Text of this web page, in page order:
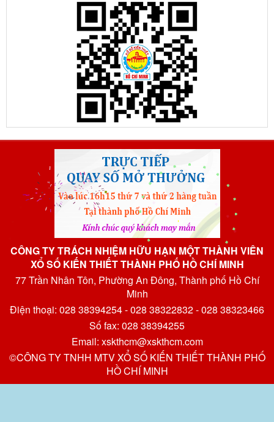
CÔNG TY TRÁCH NHIỆM HỮU HẠN MỘT THÀNH VIÊN
XỔ SỐ KIẾN THIẾT THÀNH PHỐ HỒ CHÍ MINH
77 Trần Nhân Tôn, Phường An Đông, Thành phố Hồ Chí
Minh
Điện thoại: 028 38394254 - 028 38322832 - 028 38323466
Số fax: 028 38394255
Email: xskthcm@xskthcm.com
©CÔNG TY TNHH MTV XỔ SỐ KIẾN THIẾT THÀNH PHỐ
HỒ CHÍ MINH